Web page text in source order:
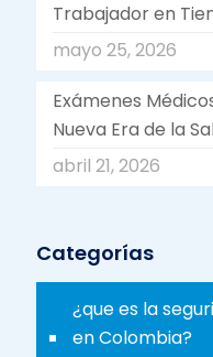
Trabajador en
mayo 25, 2026
Exámenes
Nueva Era de la
abril 21, 2026
Categorías
¿que es la
en Colombia?